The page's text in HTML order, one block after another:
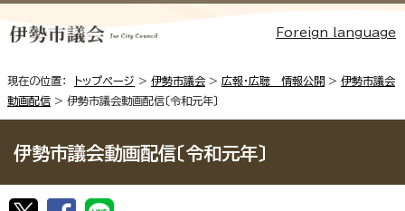
Foreign language
現在の位置： トップページ > 伊勢市議会 > 広報・広聴 情報公開 > 伊勢市議会
動画配信 > 伊勢市議会動画配信〔令和元年〕
伊勢市議会動画配信〔令和元年〕